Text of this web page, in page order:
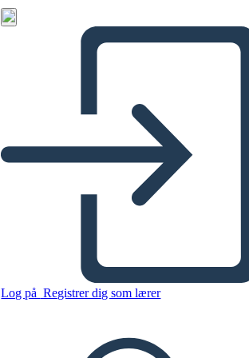
Log på Registrer dig som lærer